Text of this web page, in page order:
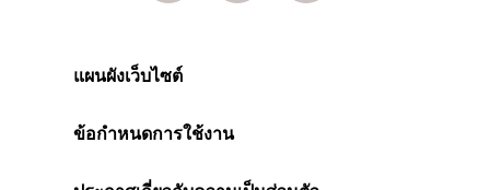
แผนผังเว็บไซต์
ข้อกำหนดการใช้งาน